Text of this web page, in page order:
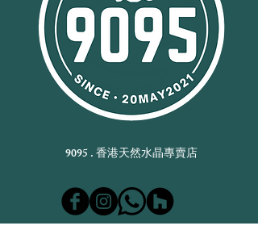
9095 . 香港天然水晶專賣店